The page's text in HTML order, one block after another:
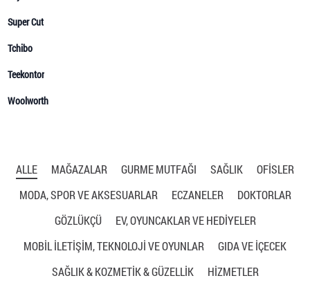
ALLE MAĞAZALAR GURME MUTFAĞI SAĞLIK
OFISLER
MODA, SPOR VE AKSESUARLAR
ECZANELER
DOKTORLAR
GÖZLÜKÇÜ
EV, OYUNCAKLAR VE HEDİYELER
MOBİL İLETİŞİM, TEKNOLOJİ VE OYUNLAR
GIDA VE İÇECEK
SAĞLIK & KOZMETİK & GÜZELLİK
HIZMETLER